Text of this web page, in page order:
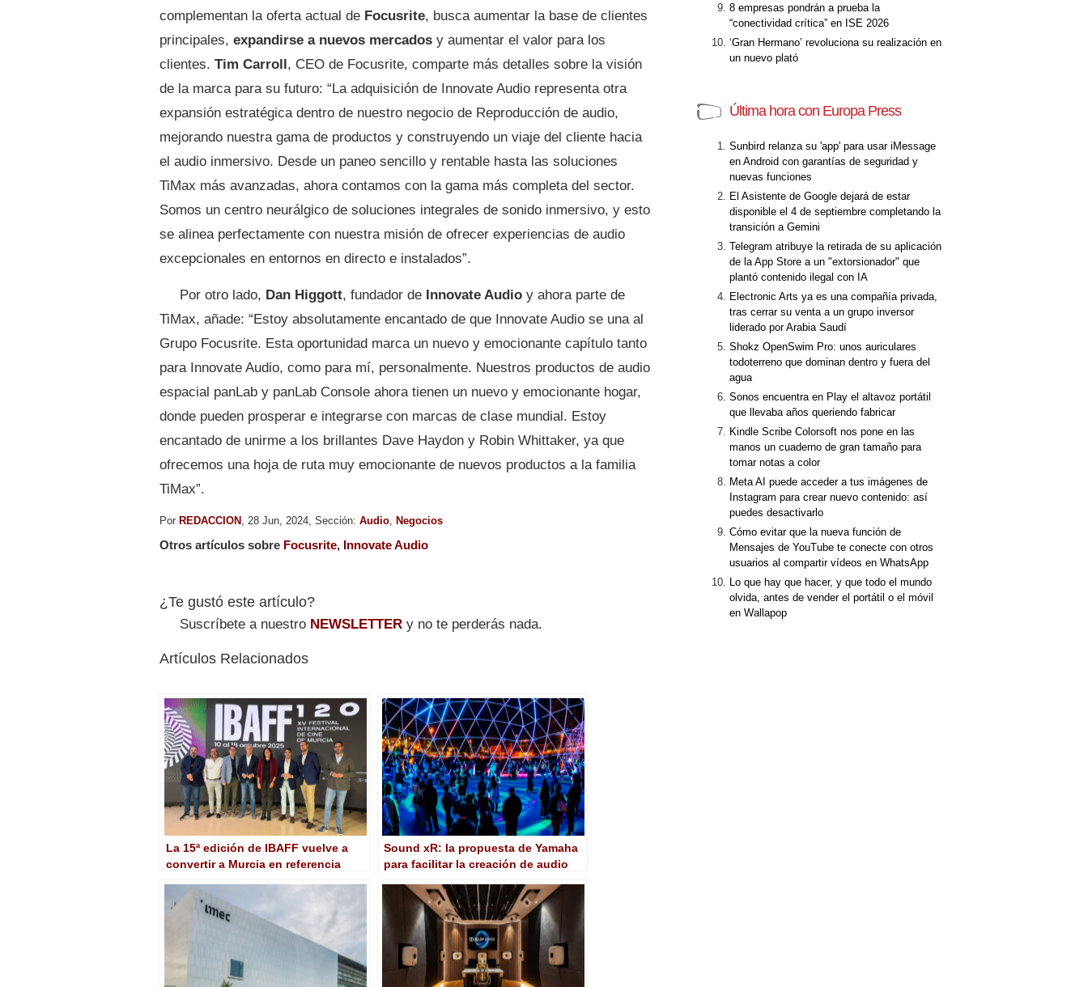
complementan la oferta actual de Focusrite, busca aumentar la base de clientes
principales, expandirse a nuevos mercados y aumentar el valor para los
clientes. Tim Carroll, CEO de Focusrite, comparte más detalles sobre la visión
de la marca para su futuro: “La adquisición de Innovate Audio representa otra
expansión estratégica dentro de nuestro negocio de Reproducción de audio,
mejorando nuestra gama de productos y construyendo un viaje del cliente hacia
el audio inmersivo. Desde un paneo sencillo y rentable hasta las soluciones
TiMax más avanzadas, ahora contamos con la gama más completa del sector.
Somos un centro neurálgico de soluciones integrales de sonido inmersivo, y esto
se alinea perfectamente con nuestra misión de ofrecer experiencias de audio
excepcionales en entornos en directo e instalados”.
Por otro lado, Dan Higgott, fundador de Innovate Audio y ahora parte de
TiMax, añade: “Estoy absolutamente encantado de que Innovate Audio se una al
Grupo Focusrite. Esta oportunidad marca un nuevo y emocionante capítulo tanto
para Innovate Audio, como para mí, personalmente. Nuestros productos de audio
espacial panLab y panLab Console ahora tienen un nuevo y emocionante hogar,
donde pueden prosperar e integrarse con marcas de clase mundial. Estoy
encantado de unirme a los brillantes Dave Haydon y Robin Whittaker, ya que
ofrecemos una hoja de ruta muy emocionante de nuevos productos a la familia
TiMax”.
Por REDACCION , 28 Jun, 2024, Sección: Audio Negocios
Otros artículos sobre Focusrite, Innovate Audio
¿Te gustó este artículo?
Suscríbete a nuestro NEWSLETTER y no te perderás nada.
Artículos Relacionados
La 15ª edición de IBAFF vuelve a
convertir a Murcia en referencia
Sound xR: la propuesta de Yamaha
para facilitar la creación de audio
8 empresas pondrán a prueba la
“conectividad crítica” en ISE 2026
‘Gran Hermano’ revoluciona su realización en
un nuevo plató
Última hora con Europa Press
Sunbird relanza su 'app' para usar iMessage
en Android con garantías de seguridad y
nuevas funciones
El Asistente de Google dejará de estar
disponible el 4 de septiembre completando la
transición a Gemini
Telegram atribuye la retirada de su aplicación
de la App Store a un "extorsionador" que
plantó contenido ilegal con IA
Electronic Arts ya es una compañía privada,
tras cerrar su venta a un grupo inversor
liderado por Arabia Saudí
Shokz OpenSwim Pro: unos auriculares
todoterreno que dominan dentro y fuera del
agua
Sonos encuentra en Play el altavoz portátil
que llevaba años queriendo fabricar
Kindle Scribe Colorsoft nos pone en las
manos un cuaderno de gran tamaño para
tomar notas a color
Meta AI puede acceder a tus imágenes de
Instagram para crear nuevo contenido: así
puedes desactivarlo
Cómo evitar que la nueva función de
Mensajes de YouTube te conecte con otros
usuarios al compartir vídeos en WhatsApp
Lo que hay que hacer, y que todo el mundo
olvida, antes de vender el portátil o el móvil
en Wallapop